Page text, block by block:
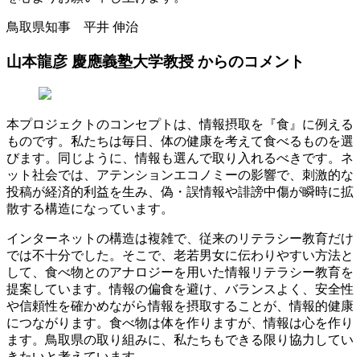
鳥取県知事 平井 伸治
山本龍彦 慶應義塾大学教授 からのコメント
本プロジェクトのコンセプトは、情報摂取を『食』に例える
ものです。私たちは毎日、体の健康を考えて食べるものを選
びます。同じように、情報も選んで取り入れるべきです。ネ
ット社会では、アテンションエコノミーの影響で、刺激的な
投稿が経済的利益を生み、偽・誤情報や誹謗中傷が瞬時に拡
散する構造になっています。
インターネットの構造は複雑で、従来のリテラシー教育だけ
では不十分でした。そこで、老若男女に伝わりやすい方法と
して、食べ物とのアナロジーを用いた情報リテラシー教育を
提案しています。情報の偏食を避け、バランスよく、安全性
や信頼性を確かめながら情報を摂取することが、情報的健康
につながります。食べ物は体を作りますが、情報は心を作り
ます。鳥取県の取り組みに、私たちもできる限り協力してい